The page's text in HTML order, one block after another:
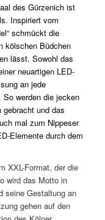
des Gürzenich ist
Inspiriert vom
schmückt die
kölschen Büdchen
lässt. Sowohl das
neuartigen LED-
an jede
werden die jecken
und das
mal zum Nippeser
Elemente durch dem
XXL-Format, der die
wird das Motto in
seine Gestaltung an
gehen auf den